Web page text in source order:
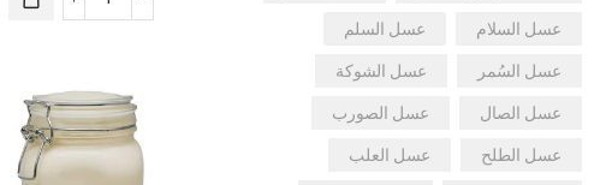
عسل السلام عسل السلم
عسل السُمر عسل الشوكة
عسل الصال عسل الصورب
عسل الطلح عسل العلب